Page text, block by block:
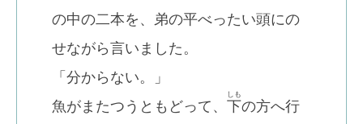
の中の二本を、弟の平べったい頭にの
せながら言いました。
「分からない。」
魚がまたつうともどって、 下
しも
の方へ行